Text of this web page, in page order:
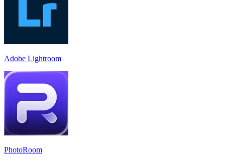
Adobe Lightroom
PhotoRoom